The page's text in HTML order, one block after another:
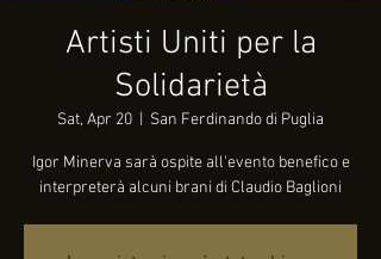
Artisti Uniti per la
Solidarietà
Sat, Apr 20 San Ferdinando di Puglia
Igor Minerva sarà ospite all'evento benefico e
interpreterà alcuni brani di Claudio Baglioni